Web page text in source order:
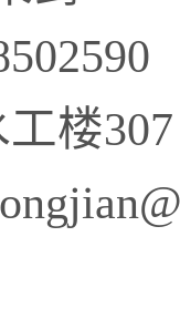
楼307